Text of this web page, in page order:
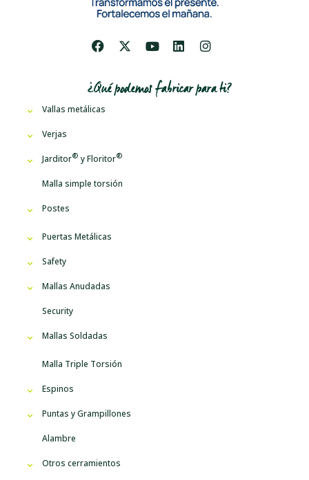
¿Qué podemos fabricar para ti?
Vallas metálicas
Verjas
Jarditor yFloritor
Malla simple torsión
Postes
Puertas Metálicas
Safety
Mallas Anudadas
Security
Mallas Soldadas
Malla Triple Torsión
Espinos
Puntas y Grampillones
Alambre
Otros cerramientos